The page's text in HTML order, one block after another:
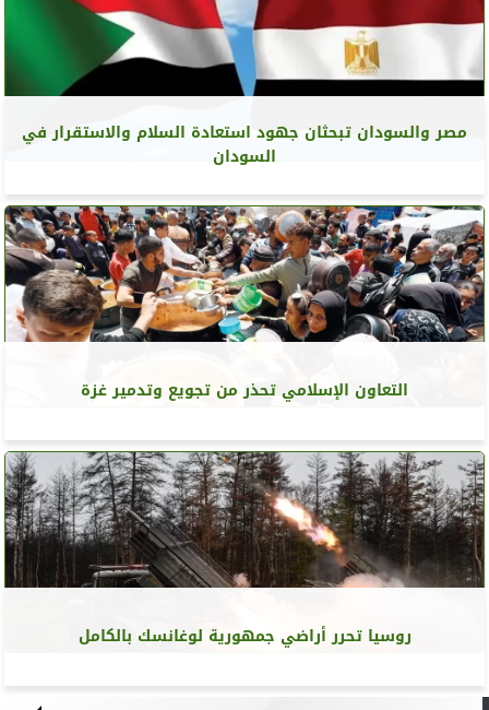
مصر والسودان تبحثان جهود استعادة السلام والاستقرار في
السودان
التعاون الإسلامي تحذر من تجويع وتدمير غزة
روسيا تحرر أراضي جمهورية لوغانسك بالكامل